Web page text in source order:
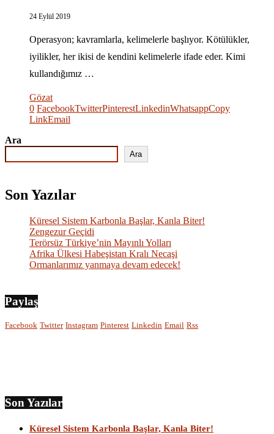
24 Eylül 2019
Operasyon; kavramlarla, kelimelerle başlıyor. Kötülükler,
iyilikler, her ikisi de kendini kelimelerle ifade eder. Kimi
kullandığımız …
Gözat
0 FacebookTwitterPinterestLinkedinWhatsappCopy
LinkEmail
Ara
Ara
Son Yazılar
Küresel Sistem Karbonla Başlar, Kanla Biter!
Zengezur Geçidi
Terörsüz Türkiye’nin Mayınlı Yolları
Afrika Ülkesi Habeşistan Kralı Necaşi
Ormanlarımız yanmaya devam edecek!
Paylaş
Facebook Twitter Instagram Pinterest Linkedin Email Rss
Son Yazılar
Küresel Sistem Karbonla Başlar, Kanla Biter!